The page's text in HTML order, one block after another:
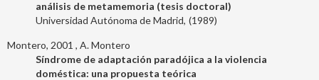
análisis de metamemoria (tesis doctoral)
Universidad Autónoma de Madrid
1989
Montero, 2001
A. Montero
Síndrome de adaptación paradójica a la violencia
doméstica: una propuesta teórica